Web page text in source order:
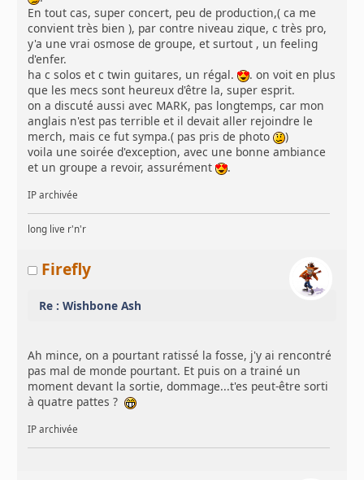
En tout cas, super concert, peu de production,( ca me
convient très bien ), par contre niveau zique, c très pro,
y'a une vrai osmose de groupe, et surtout , un feeling
d'enfer.
ha c solos et c twin guitares, un régal.
. on voit en plus
que les mecs sont heureux d'être la, super esprit.
on a discuté aussi avec MARK, pas longtemps, car mon
anglais n'est pas terrible et il devait aller rejoindre le
merch, mais ce fut sympa.( pas pris de photo
)
voila une soirée d'exception, avec une bonne ambiance
et un groupe a revoir, assurément
.
IP archivée
long live r'n'r
Firefly
Re : Wishbone Ash
Ah mince, on a pourtant ratissé la fosse, j'y ai rencontré
pas mal de monde pourtant. Et puis on a trainé un
moment devant la sortie, dommage...t'es peut-être sorti
à quatre pattes ?
IP archivée